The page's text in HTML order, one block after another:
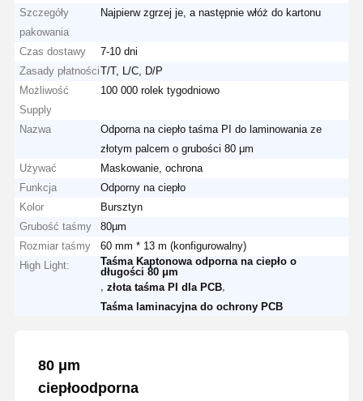
Szczegóły
pakowania
Najpierw zgrzej je, a następnie włóż do kartonu
Czas dostawy
7-10 dni
Zasady płatnościT/T, L/C, D/P
Możliwość
Supply
100 000 rolek tygodniowo
Nazwa
Odporna na ciepło taśma PI do laminowania ze
złotym palcem o grubości 80 μm
Używać
Maskowanie, ochrona
Funkcja
Odporny na ciepło
Kolor
Bursztyn
Grubość taśmy
80µm
Rozmiar taśmy
60 mm * 13 m (konfigurowalny)
High Light:
Taśma Kaptonowa odporna na ciepło o
długości 80 μm
,złota taśma PI dla PCB
Taśma laminacyjna do ochrony PCB
80 μm
ciepłoodporna